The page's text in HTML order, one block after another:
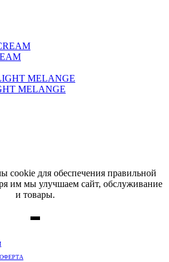
MELANGE
cookie для обеспечения правильной
им мы улучшаем сайт, обслуживание
и товары.